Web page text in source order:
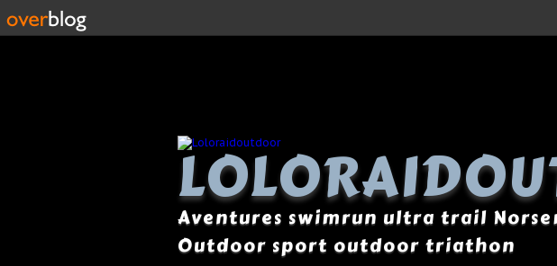
Aventures swimrun ultra trail
Outdoor sport outdoor triathon